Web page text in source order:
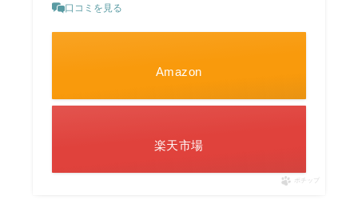
口コミを見る
Amazon
楽天市場
ポチップ